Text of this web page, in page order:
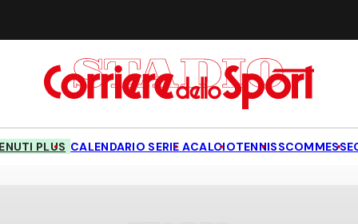
PLUS CALENDARIO SERIE ACALCIOTENNISSCOMMESSE